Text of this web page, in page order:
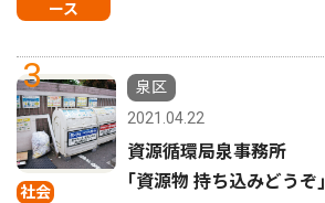
ース
3
社会
泉区
2021.04.22
資源循環局泉事務所
｢資源物 持ち込みどうぞ｣